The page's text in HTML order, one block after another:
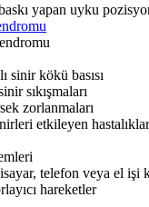
yapan uyku
sinir kökü basısı
sıkışmaları
zorlanmaları
etkileyen hastalıklar
telefon veya el işi
hareketler